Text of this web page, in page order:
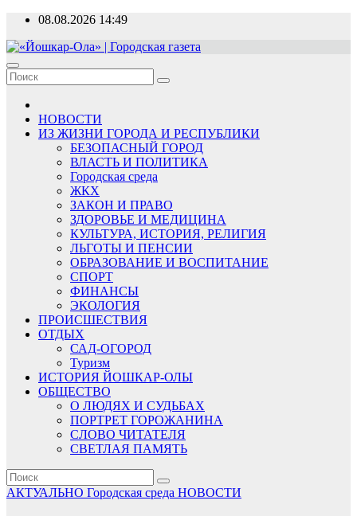
Перейти
содержимому
08.08.2026 14:49
«Йошкар-Ола» | Городская газета
Новости, события, люди
НОВОСТИ
ИЗ ЖИЗНИ ГОРОДА И РЕСПУБЛИКИ
БЕЗОПАСНЫЙ ГОРОД
ВЛАСТЬ И ПОЛИТИКА
Городская среда
ЖКХ
ЗАКОН И ПРАВО
ЗДОРОВЬЕ И МЕДИЦИНА
КУЛЬТУРА, ИСТОРИЯ, РЕЛИГИЯ
ЛЬГОТЫ И ПЕНСИИ
ОБРАЗОВАНИЕ И ВОСПИТАНИЕ
СПОРТ
ФИНАНСЫ
ЭКОЛОГИЯ
ПРОИСШЕСТВИЯ
ОТДЫХ
САД-ОГОРОД
Туризм
ИСТОРИЯ ЙОШКАР-ОЛЫ
ОБЩЕСТВО
О ЛЮДЯХ И СУДЬБАХ
ПОРТРЕТ ГОРОЖАНИНА
СЛОВО ЧИТАТЕЛЯ
СВЕТЛАЯ ПАМЯТЬ
АКТУАЛЬНО Городская среда НОВОСТИ